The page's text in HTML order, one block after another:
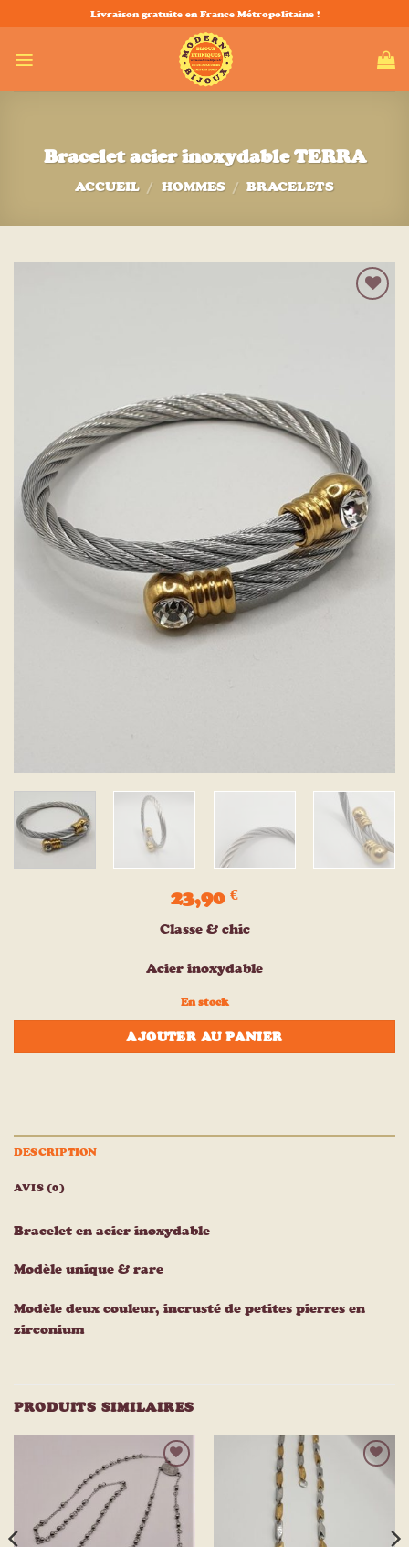
au
contenu
Livraison gratuite en France Métropolitaine !
Bracelet acier inoxydable TERRA
ACCUEIL / HOMMES / BRACELETS
23,90 €
Classe & chic
Acier inoxydable
En stock
AJOUTER AU PANIER
DESCRIPTION
AVIS (0)
Bracelet en acier inoxydable
Modèle unique & rare
Modèle deux couleur, incrusté de petites pierres en
zirconium
PRODUITS SIMILAIRES
Ajouter
à la
liste
d’envies
Ajouter